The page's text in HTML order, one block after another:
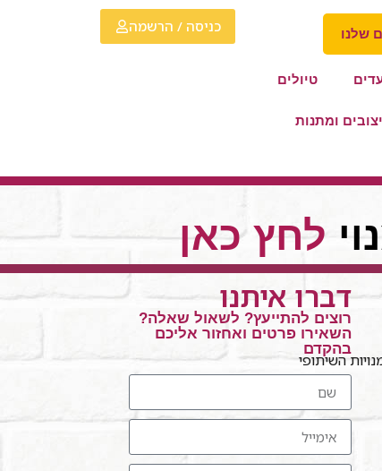
שלנו
טיולים
ומתנות
כניסה / הרשמה
לחץ כאן
השיתופי
דברו איתנו
רוצים להתייעץ? לשאול שאלה?
השאירו פרטים ואחזור אליכם
בהקדם